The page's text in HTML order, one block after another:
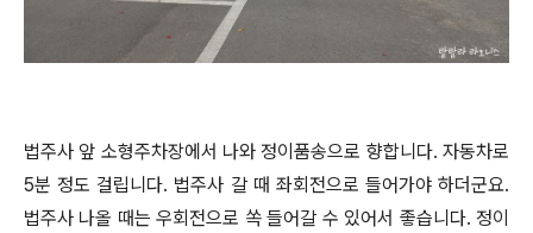
법주사 앞 소형주차장에서 나와 정이품송으로 향합니다. 자동차로
5분 정도 걸립니다. 법주사 갈 때 좌회전으로 들어가야 하더군요.
법주사 나올 때는 우회전으로 쏙 들어갈 수 있어서 좋습니다. 정이